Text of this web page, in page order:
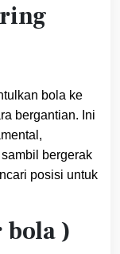
bola ke
bergantian. Ini
bergerak
posisi untuk
bola )